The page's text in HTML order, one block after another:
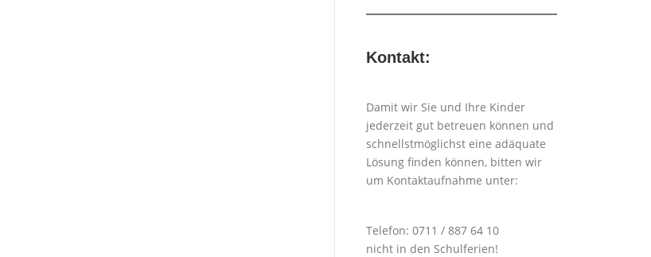
Kontakt:
Damit wir Sie und Ihre Kinder
jederzeit gut betreuen können und
schnellstmöglichst eine adäquate
Lösung finden können, bitten wir
um Kontaktaufnahme unter:
Telefon: 0711 / 887 64 10
nicht in den Schulferien!